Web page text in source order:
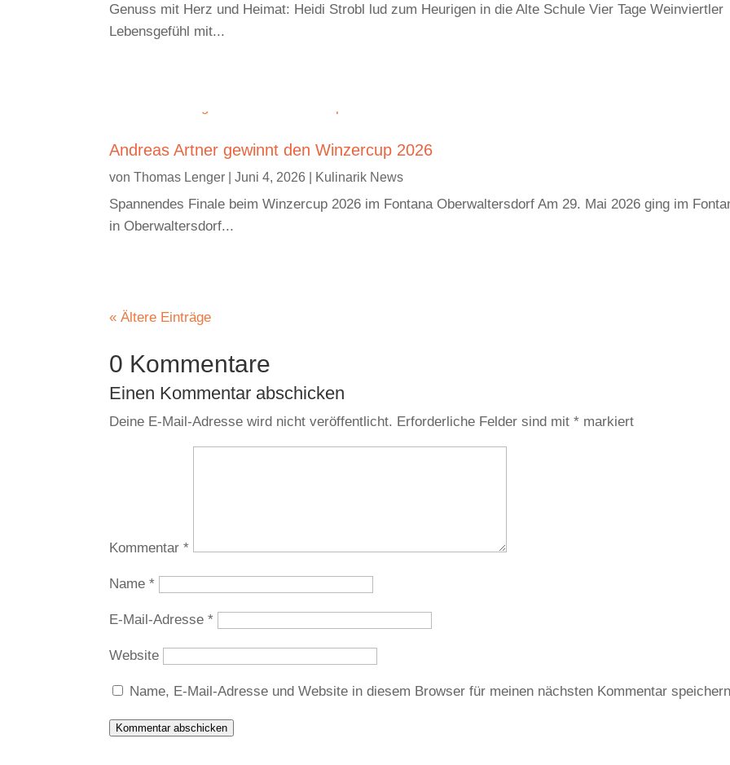
Genuss mit Herz und Heimat: Heidi Strobl lud zum Heurigen in die Alte Schule Vier Tage Weinviertler
Lebensgefühl mit...
Andreas Artner gewinnt den Winzercup 2026
vonThomas Lenger |Juni 4, 2026 Kulinarik News
Spannendes Finale beim Winzercup 2026 im Fontana Oberwaltersdorf Am 29. Mai 2026 ging im
in Oberwaltersdorf...
« Ältere Einträge
0 Kommentare
Einen Kommentar abschicken
Deine E-Mail-Adresse wird nicht veröffentlicht. Erforderliche Felder sind mit* markiert
Kommentar*
Name*
E-Mail-Adresse*
Website
Name, E-Mail-Adresse und Website in diesem Browser für meinen nächsten Kommentar
Kommentar abschicken